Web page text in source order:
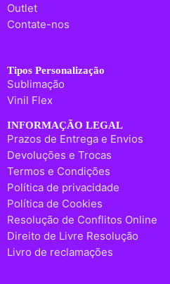
Outlet
Contate-nos
Tipos Personalização
Sublimação
Vinil Flex
INFORMAÇÃO LEGAL
Prazos de Entrega e Envios
Devoluções e Trocas
Termos e Condições
Política de privacidade
Política de Cookies
Resolução de Conflitos Online
Direito de Livre Resolução
Livro de reclamações